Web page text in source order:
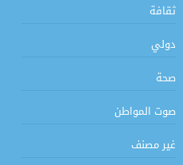
ثقافة
دولي
صحة
صوت المواطن
غير مصنف